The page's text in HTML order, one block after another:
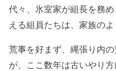
代々、氷室家が組長を務
える組員たちは、家族の
荒事を好まず、縄張り内
が、ここ数年は古いやり